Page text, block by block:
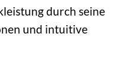
durch seine
und intuitive